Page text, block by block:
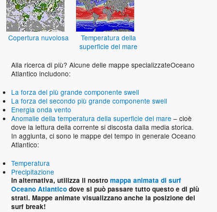
Copertura nuvolosa
Temperatura della
superficie del mare
Alla ricerca di più? Alcune delle mappe specializzateOceano
Atlantico includono:
La forza del più grande componente swell
La forza del secondo più grande componente swell
Energia onda vento
Anomalie della temperatura della superficie del mare – cioè
dove la lettura della corrente si discosta dalla media storica.
In aggiunta, ci sono le mappe del tempo in generale Oceano
Atlantico:
Temperatura
Precipitazione
In alternativa, utilizza il nostro mappa animata di surf
Oceano Atlantico dove si può passare tutto questo e di più
strati. Mappe animate visualizzano anche la posizione dei
surf break!